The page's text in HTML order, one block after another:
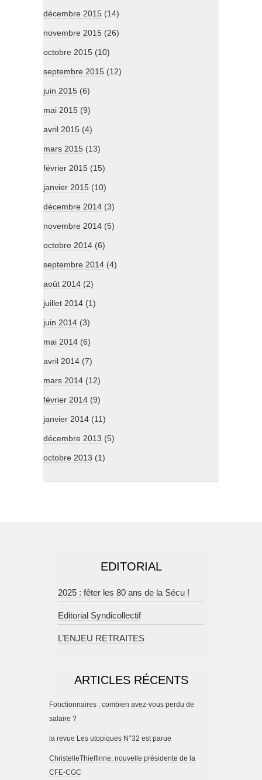
décembre 2015 (14)
novembre 2015 (26)
octobre 2015 (10)
septembre 2015 (12)
juin 2015 (6)
mai 2015 (9)
avril 2015 (4)
mars 2015 (13)
février 2015 (15)
janvier 2015 (10)
décembre 2014 (3)
novembre 2014 (5)
octobre 2014 (6)
septembre 2014 (4)
août 2014 (2)
juillet 2014 (1)
juin 2014 (3)
mai 2014 (6)
avril 2014 (7)
mars 2014 (12)
février 2014 (9)
janvier 2014 (11)
décembre 2013 (5)
octobre 2013 (1)
EDITORIAL
2025 : fêter les 80 ans de la Sécu !
Editorial Syndicollectif
L’ENJEU RETRAITES
ARTICLES RÉCENTS
Fonctionnaires : combien avez-vous perdu de
salaire ?
la revue Les utopiques N°32 est parue
ChristelleThieffinne, nouvelle présidente de la
CFE-CGC